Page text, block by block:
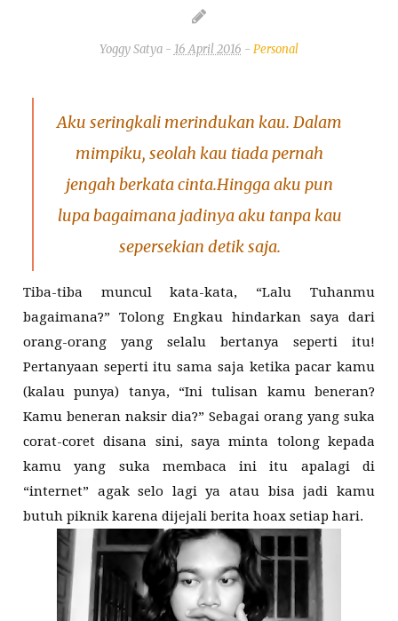
Yoggy Satya - 16 April 2016 - Personal
Aku seringkali merindukan kau.Dalam
mimpiku, seolah kau tiada pernah
jengah berkata cinta.Hingga aku pun
lupa bagaimana jadinya aku tanpa kau
sepersekian detik saja.
Tiba-tiba muncul kata-kata, “Lalu Tuhanmu
bagaimana?” Tolong Engkau hindarkan saya dari
orang-orang yang selalu bertanya seperti itu!
Pertanyaan seperti itu sama saja ketika pacar kamu
(kalau punya) tanya, “Ini tulisan kamu beneran?
Kamu beneran naksir dia?” Sebagai orang yang suka
corat-coret disana sini, saya minta tolong kepada
kamu yang suka membaca ini itu apalagi di
“internet” agak selo lagi ya atau bisa jadi kamu
butuh piknik karena dijejali berita hoax setiap hari.